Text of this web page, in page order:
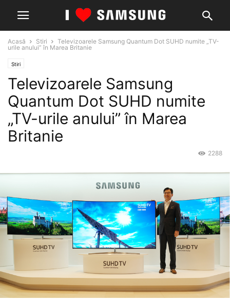
Acasă Stiri
Televizoarele Samsung Quantum Dot SUHD numite „TV-
urile anului” în Marea Britanie
Stiri
Televizoarele Samsung
Quantum Dot SUHD numite
„TV-urile anului” în Marea
Britanie
2288